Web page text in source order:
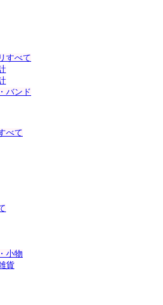
すべて
バンド
べて
小物
貨